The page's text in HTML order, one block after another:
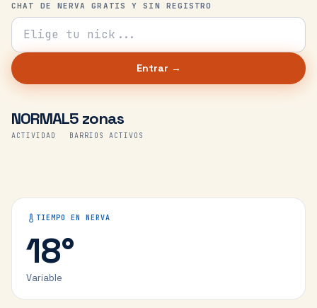
CHAT DE NERVA GRATIS Y SIN REGISTRO
Tu nick para el chat
Entrar →
NORMAL
ACTIVIDAD
5 zonas
BARRIOS ACTIVOS
TIEMPO EN NERVA
18°
Variable